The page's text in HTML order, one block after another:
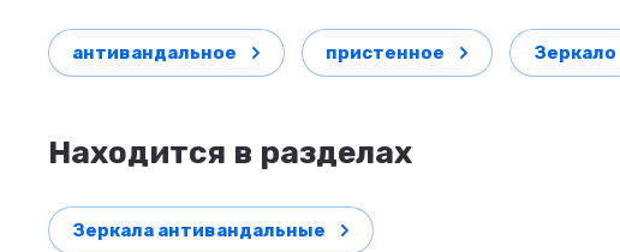
антивандальное пристенное Зеркало
Находится в разделах
Зеркала антивандальные